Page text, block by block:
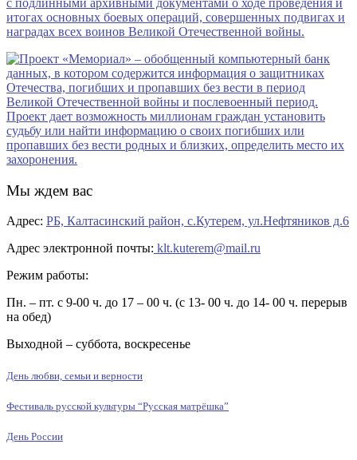
Мы ждем вас
Адрес: РБ, Калтасинский район, с.Кутерем, ул.Нефтяников д.6
Адрес электронной почты: klt.kuterem@mail.ru
Режим работы:
Пн. – пт. с 9-00 ч. до 17 – 00 ч. (с 13- 00 ч. до 14- 00 ч. перерыв
на обед)
Выходной – суббота, воскресенье
День любви, семьи и верности
Фестиваль русской культуры “Русская матрёшка”
День России